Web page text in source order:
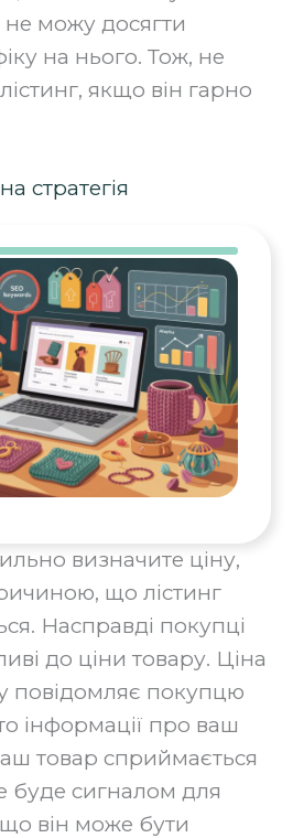
не можу досягти
на нього. Тож, не
якщо він гарно
стратегія
визначите ціну,
що лістинг
Насправді покупці
до ціни товару. Ціна
повідомляє покупцю
інформації про ваш
товар сприймається
сигналом для
він може бути